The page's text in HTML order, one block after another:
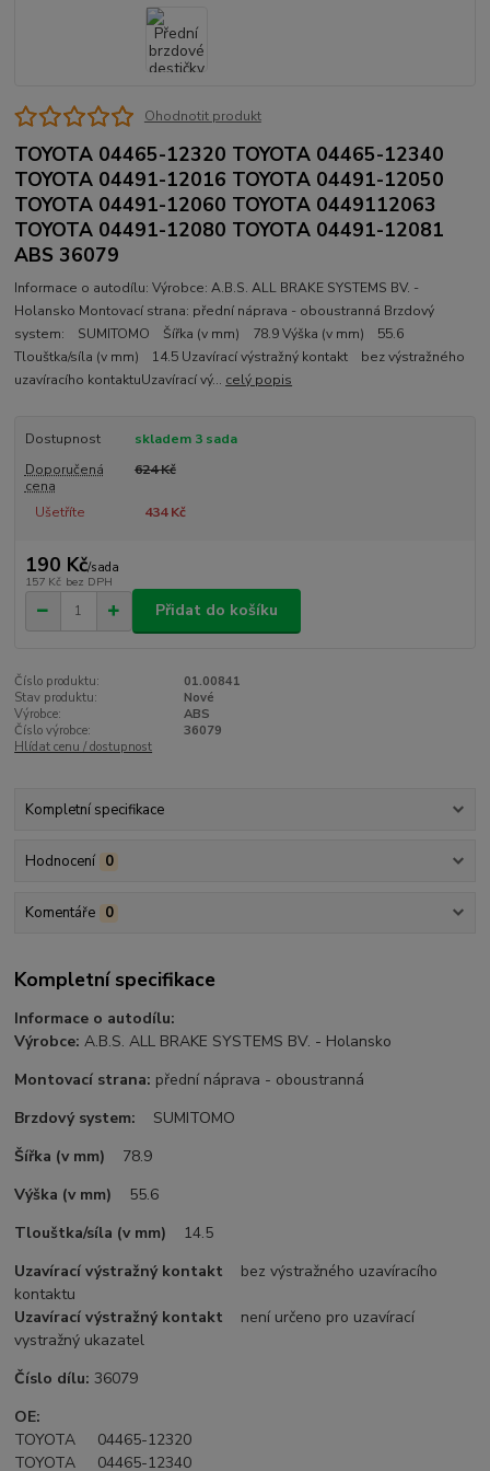
Ohodnotit produkt
TOYOTA 04465-12320 TOYOTA 04465-12340
TOYOTA 04491-12016 TOYOTA 04491-12050
TOYOTA 04491-12060 TOYOTA 0449112063
TOYOTA 04491-12080 TOYOTA 04491-12081
ABS 36079
Informace o autodílu: Výrobce: A.B.S. ALL BRAKE SYSTEMS BV. -
Holansko Montovací strana: přední náprava - oboustranná Brzdový
system: SUMITOMO Šířka (v mm) 78.9 Výška (v mm) 55.6
Tlouštka/síla (v mm) 14.5 Uzavírací výstražný kontakt bez výstražného
uzavíracího kontaktuUzavírací vý... celý popis
Dostupnost
skladem 3 sada
Doporučená
cena
624 Kč
Ušetříte 434 Kč
190 Kč/sada
157 Kč bez DPH
Přidat do košíku
Číslo produktu:
01.00841
Stav produktu:
Nové
Výrobce:
ABS
Číslo výrobce:
36079
Hlídat cenu / dostupnost
Kompletní specifikace
Hodnocení 0
Komentáře 0
Kompletní specifikace
Informace o autodílu:
Výrobce:A.B.S. ALL BRAKE SYSTEMS BV. - Holansko
Montovací strana: přední náprava - oboustranná
Brzdový system:
SUMITOMO
Šířka (v mm) 78.9
Výška (v mm)
55.6
Tlouštka/síla (v mm)
14.5
Uzavírací výstražný kontakt bez výstražného uzavíracího
kontaktu
Uzavírací výstražný kontakt není určeno pro uzavírací
vystražný ukazatel
Číslo dílu: 36079
OE:
TOYOTA 04465-12320
TOYOTA 04465-12340